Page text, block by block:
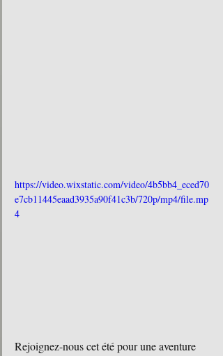
https://video.wixstatic.com/video/4b5bb4_eced70
e7cb11445eaad3935a90f41c3b/720p/mp4/file.mp
4
Rejoignez-nous cet été pour une aventure